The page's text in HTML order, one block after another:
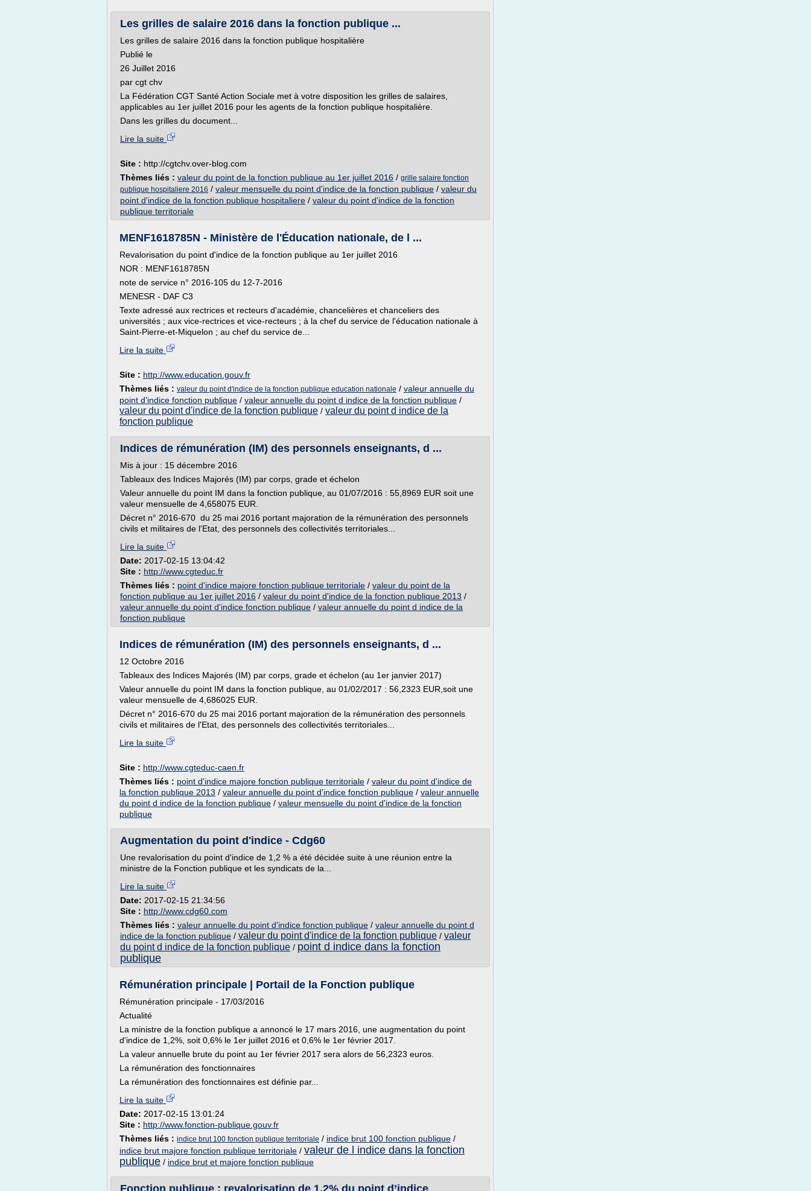
Les grilles de salaire 2016 dans la fonction publique ...
Les grilles de salaire 2016 dans la fonction publique hospitalière
Publié le
26 Juillet 2016
par cgt chv
La Fédération CGT Santé Action Sociale met à votre disposition les grilles de salaires,
applicables au 1er juillet 2016 pour les agents de la fonction publique hospitalière.
Dans les grilles du document...
Lire la suite
Site : http://cgtchv.over-blog.com
Thèmes liés : valeur du point de la fonction publique au 1er juillet 2016 / grille salaire fonction
publique hospitaliere 2016 / valeur mensuelle du point d'indice de la fonction publique / valeur du
point d'indice de la fonction publique hospitaliere / valeur du point d'indice de la fonction
publique territoriale
MENF1618785N - Ministère de l'Éducation nationale, de l ...
Revalorisation du point d'indice de la fonction publique au 1er juillet 2016
NOR : MENF1618785N
note de service n° 2016-105 du 12-7-2016
MENESR - DAF C3
Texte adressé aux rectrices et recteurs d'académie, chancelières et chanceliers des
universités ; aux vice-rectrices et vice-recteurs ; à la chef du service de l'éducation nationale à
Saint-Pierre-et-Miquelon ; au chef du service de...
Lire la suite
Site : http://www.education.gouv.fr
Thèmes liés : valeur du point d'indice de la fonction publique education nationale / valeur annuelle du
point d'indice fonction publique / valeur annuelle du point d indice de la fonction publique /
valeur du point d'indice de la fonction publique / valeur du point d indice de la
fonction publique
Indices de rémunération (IM) des personnels enseignants, d ...
Mis à jour : 15 décembre 2016
Tableaux des Indices Majorés (IM) par corps, grade et échelon
Valeur annuelle du point IM dans la fonction publique, au 01/07/2016 : 55,8969 EUR soit une
valeur mensuelle de 4,658075 EUR.
Décret n° 2016-670 du 25 mai 2016 portant majoration de la rémunération des personnels
civils et militaires de l'Etat, des personnels des collectivités territoriales...
Lire la suite
Date: 2017-02-15 13:04:42
Site : http://www.cgteduc.fr
Thèmes liés : point d'indice majore fonction publique territoriale / valeur du point de la
fonction publique au 1er juillet 2016 / valeur du point d'indice de la fonction publique 2013 /
valeur annuelle du point d'indice fonction publique / valeur annuelle du point d indice de la
fonction publique
Indices de rémunération (IM) des personnels enseignants, d ...
12 Octobre 2016
Tableaux des Indices Majorés (IM) par corps, grade et échelon (au 1er janvier 2017)
Valeur annuelle du point IM dans la fonction publique, au 01/02/2017 : 56,2323 EUR,soit une
valeur mensuelle de 4,686025 EUR.
Décret n° 2016-670 du 25 mai 2016 portant majoration de la rémunération des personnels
civils et militaires de l'Etat, des personnels des collectivités territoriales...
Lire la suite
Site : http://www.cgteduc-caen.fr
Thèmes liés : point d'indice majore fonction publique territoriale / valeur du point d'indice de
la fonction publique 2013 / valeur annuelle du point d'indice fonction publique / valeur annuelle
du point d indice de la fonction publique / valeur mensuelle du point d'indice de la fonction
publique
Augmentation du point d'indice - Cdg60
Une revalorisation du point d'indice de 1,2 % a été décidée suite à une réunion entre la
ministre de la Fonction publique et les syndicats de la...
Lire la suite
Date: 2017-02-15 21:34:56
Site : http://www.cdg60.com
Thèmes liés : valeur annuelle du point d'indice fonction publique / valeur annuelle du point d
indice de la fonction publique / valeur du point d'indice de la fonction publique / valeur
du point d indice de la fonction publique / point d indice dans la fonction
publique
Rémunération principale | Portail de la Fonction publique
Rémunération principale - 17/03/2016
Actualité
La ministre de la fonction publique a annoncé le 17 mars 2016, une augmentation du point
d'indice de 1,2%, soit 0,6% le 1er juillet 2016 et 0,6% le 1er février 2017.
La valeur annuelle brute du point au 1er février 2017 sera alors de 56,2323 euros.
La rémunération des fonctionnaires
La rémunération des fonctionnaires est définie par...
Lire la suite
Date: 2017-02-15 13:01:24
Site : http://www.fonction-publique.gouv.fr
Thèmes liés : indice brut 100 fonction publique territoriale / indice brut 100 fonction publique /
indice brut majore fonction publique territoriale / valeur de l indice dans la fonction
publique / indice brut et majore fonction publique
Fonction publique : revalorisation de 1,2% du point d’indice